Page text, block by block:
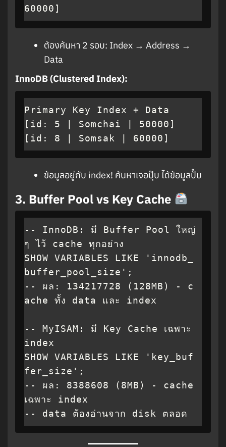
60000]
ต้องค้นหา 2 รอบ: Index → Address →
Data
InnoDB (Clustered Index):
Primary Key Index + Data
[id: 5 | Somchai | 50000]
[id: 8 | Somsak | 60000]
ข้อมูลอยู่กับ index! ค้นหาเจอปุ๊บ ได้ข้อมูลปั๊บ
3. Buffer Pool vs Key Cache
-- InnoDB: มี Buffer Pool ใหญ่
ๆ ไว้ cache ทุกอย่าง
SHOW VARIABLES LIKE 'innodb_
buffer_pool_size';
-- ผล: 134217728 (128MB) - c
ache ทั้ง data และ index
-- MyISAM: มี Key Cache เฉพาะ
index
SHOW VARIABLES LIKE 'key_buf
fer_size';
-- ผล: 8388608 (8MB) - cache
เฉพาะ index
-- data ต้องอ่านจาก disk ตลอด